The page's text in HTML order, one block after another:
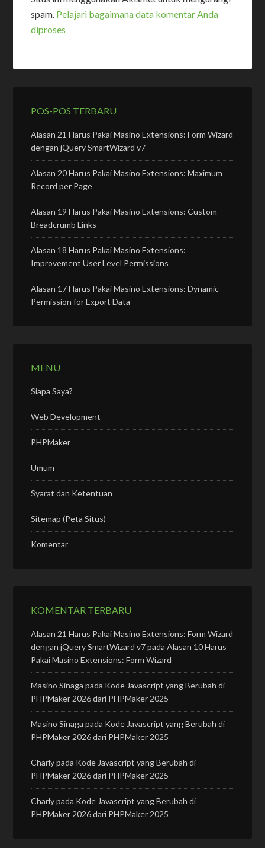
spam. Pelajari bagaimana data komentar Anda
diproses
POS-POS TERBARU
Alasan 21 Harus Pakai Masino Extensions: Form Wizard
dengan jQuery SmartWizard v7
Alasan 20 Harus Pakai Masino Extensions: Maximum
Record per Page
Alasan 19 Harus Pakai Masino Extensions: Custom
Breadcrumb Links
Alasan 18 Harus Pakai Masino Extensions:
Improvement User Level Permissions
Alasan 17 Harus Pakai Masino Extensions: Dynamic
Permission for Export Data
MENU
Siapa Saya?
Web Development
PHPMaker
Umum
Syarat dan Ketentuan
Sitemap (Peta Situs)
Komentar
KOMENTAR TERBARU
Alasan 21 Harus Pakai Masino Extensions: Form Wizard
dengan jQuery SmartWizard v7padaAlasan 10 Harus
Pakai Masino Extensions: Form Wizard
Masino Sinaga pada Kode Javascript yang Berubah di
PHPMaker 2026 dari PHPMaker 2025
Masino Sinaga pada Kode Javascript yang Berubah di
PHPMaker 2026 dari PHPMaker 2025
Charlypada Kode Javascript yang Berubah di
PHPMaker 2026 dari PHPMaker 2025
Charlypada Kode Javascript yang Berubah di
PHPMaker 2026 dari PHPMaker 2025